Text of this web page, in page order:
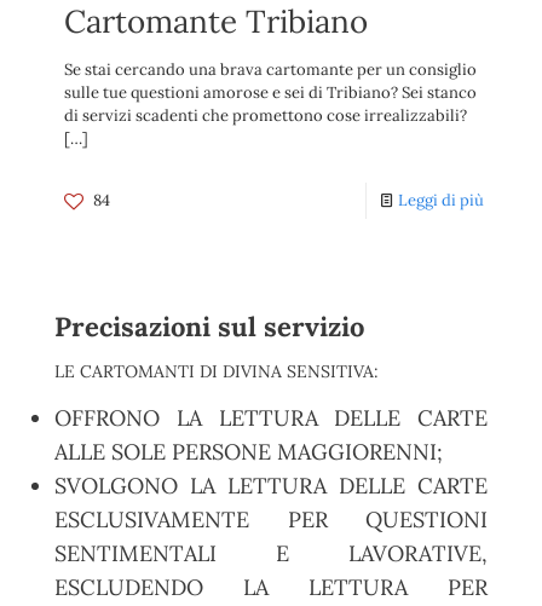
Cartomante Tribiano
Se stai cercando una brava cartomante per un consiglio
sulle tue questioni amorose e sei di Tribiano? Sei stanco
di servizi scadenti che promettono cose irrealizzabili?
[…]
84 Leggi di più
Precisazioni sul servizio
LE CARTOMANTI DI DIVINA SENSITIVA:
OFFRONO LA LETTURA DELLE CARTE
ALLE SOLE PERSONE MAGGIORENNI;
SVOLGONO LA LETTURA DELLE CARTE
ESCLUSIVAMENTE PER QUESTIONI
SENTIMENTALI E LAVORATIVE,
ESCLUDENDO LA LETTURA PER